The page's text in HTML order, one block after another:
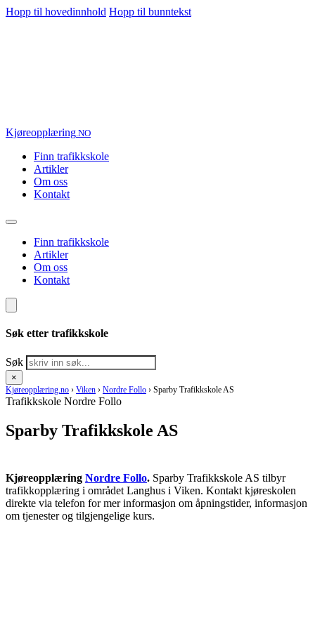
Hopp til hovedinnhold Hopp til bunntekst
Kjøreopplæring.NO
Finn trafikkskole
Artikler
Om oss
Kontakt
Finn trafikkskole
Artikler
Om oss
Kontakt
Søk etter trafikkskole
Søk
×
Kjøreopplæring.no › Viken › Nordre Follo › Sparby Trafikkskole AS
Trafikkskole Nordre Follo
Sparby Trafikkskole AS
Kjøreopplæring Nordre Follo. Sparby Trafikkskole AS tilbyr
trafikkopplæring i området Langhus i Viken. Kontakt kjøreskolen
direkte via telefon for mer informasjon om åpningstider, informasjon
om tjenester og tilgjengelige kurs.